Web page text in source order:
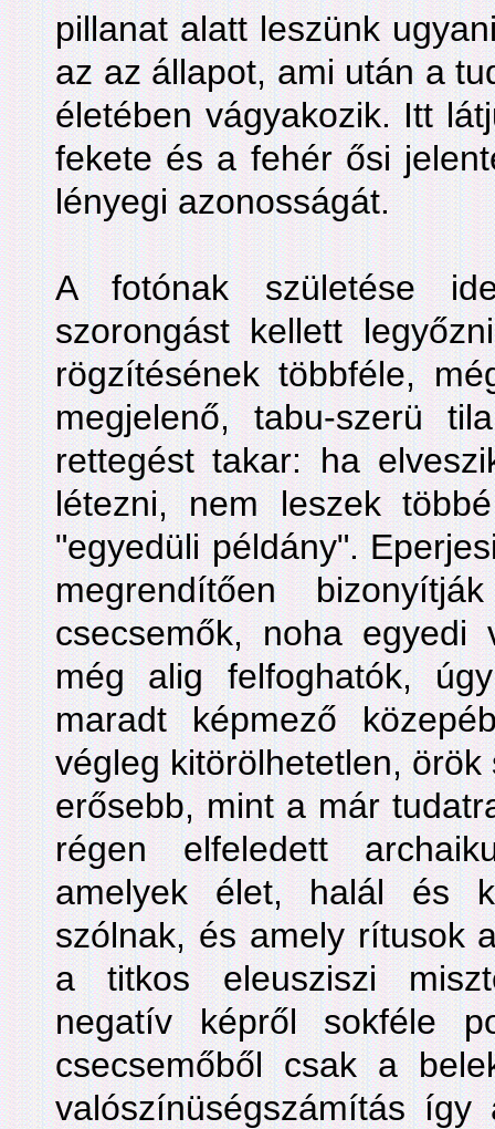
pillanat alatt leszünk
az az állapot, ami után a
életében vágyakozik. Itt
fekete és a fehér ősi
lényegi azonosságát.
A fotónak születése
szorongást kellett
rögzítésének többféle,
megjelenő, tabu-szerü
rettegést takar: ha
létezni, nem leszek
"egyedüli példány".
megrendítően
csecsemők, noha egyedi
még alig felfoghatók,
maradt képmező
végleg kitörölhetetlen,
erősebb, mint a már
régen elfeledett
amelyek élet, halál és
szólnak, és amely rítusok
a titkos eleusziszi
negatív képről sokféle
csecsemőből csak a
valószínüségszámítás